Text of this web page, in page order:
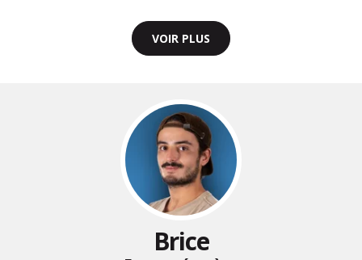
VOIR PLUS
Brice